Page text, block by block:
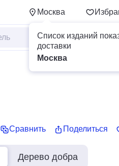
Москва
Список изданий
доставки
Москва
Сравнить Поделиться
Дерево добра